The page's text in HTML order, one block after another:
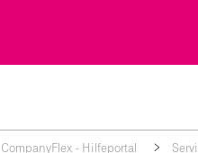
CompanyFlex - Hilfeportal